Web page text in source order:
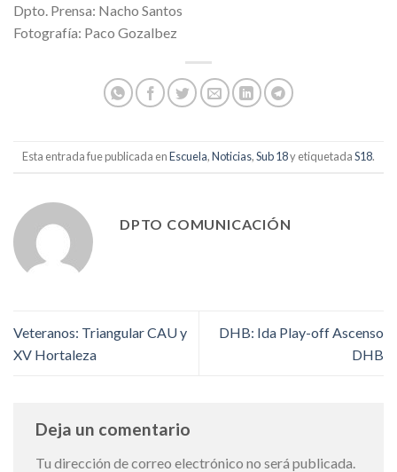
Dpto. Prensa: Nacho Santos
Fotografía: Paco Gozalbez
Esta entrada fue publicada enEscuela,Noticias,Sub 18y etiquetadaS18.
DPTO COMUNICACIÓN
Veteranos: Triangular CAU y
XV Hortaleza
DHB: Ida Play-off Ascenso
DHB
Deja un comentario
Tu dirección de correo electrónico no será publicada.